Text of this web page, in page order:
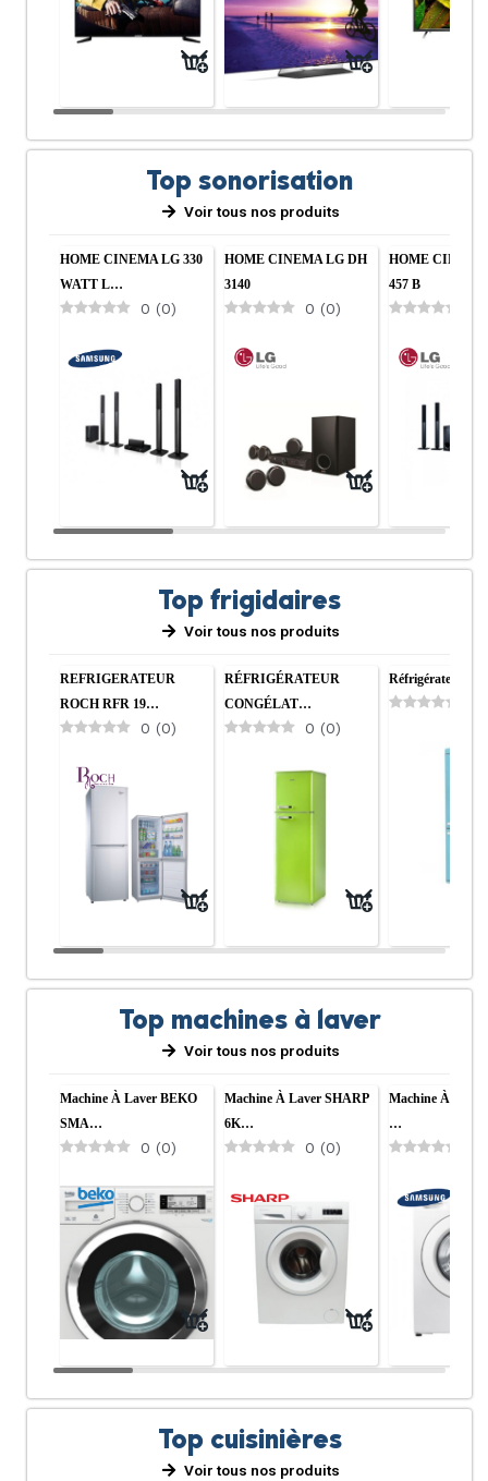
Salon
Top sonorisation
Voir tous nos produits
HOME CINEMA LG 330
WATT L…
0 (0)
HOME CINEMA LG DH
3140
0 (0)
HOME
457 B
Top frigidaires
Voir tous nos produits
REFRIGERATEUR
ROCH RFR 19…
0 (0)
RÉFRIGÉRATEUR
CONGÉLAT…
0 (0)
Réfrigérateur
Top machines à laver
Voir tous nos produits
Machine À Laver BEKO
SMA…
0 (0)
Machine À Laver SHARP
6K…
0 (0)
Machine À Laver
…
Top cuisinières
Voir tous nos produits